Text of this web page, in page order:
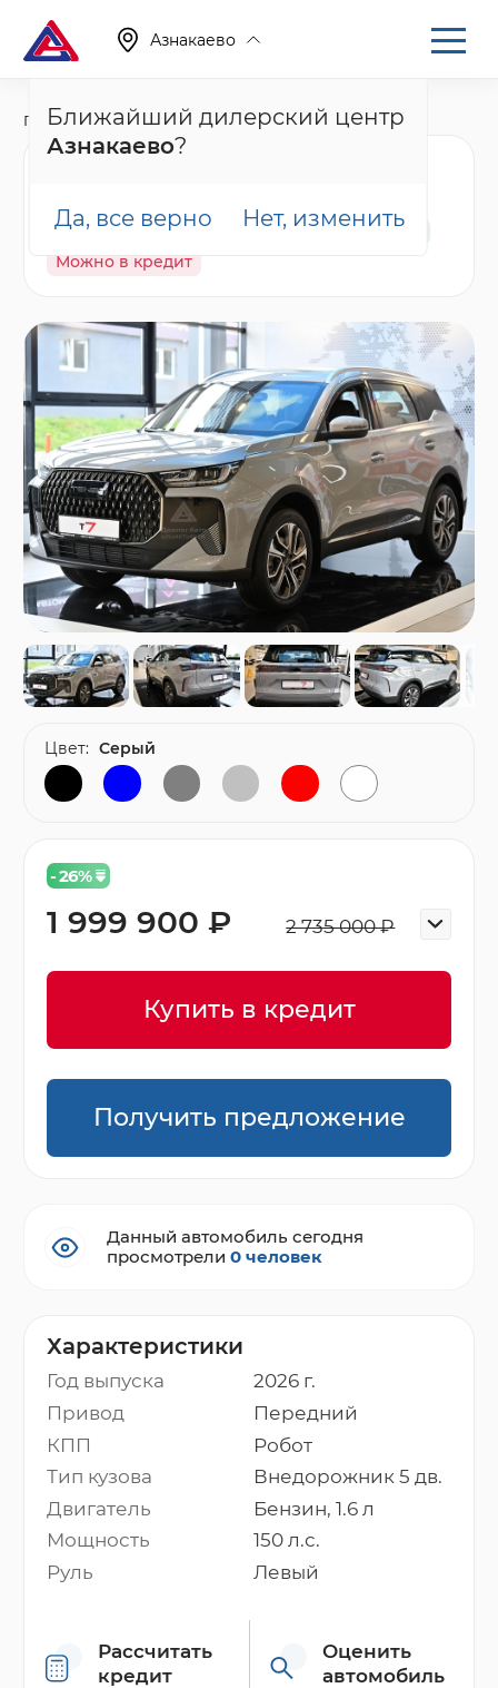
Азнакаево
Ближайший дилерский центр
Азнакаево?
Да, все верно Нет, изменить
Главная Каталог Новые автомобили T7
В наличии Спецпредложение
Гарантия
Можно в кредит
Характеристики
Год выпуска
2026 г.
Привод
Передний
КПП
Робот
Тип кузова
Внедорожник 5 дв.
Двигатель
Бензин, 1.6 л
Мощность
150 л.с.
Руль
Левый
Рассчитать
кредит
Оценить
автомобиль
- 26%
2 735 000 ₽
1 999 900 ₽
Купить в кредит
Получить предложение
Цвет: Серый
Данный автомобиль сегодня
просмотрели0 человек